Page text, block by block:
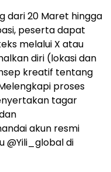
dari 20 Maret hingga
peserta dapat
melalui X atau
diri (lokasi dan
kreatif tentang
proses
tagar
akun resmi
@Yili_global di